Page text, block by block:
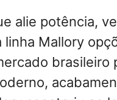
alie potência,
Mallory
brasileiro